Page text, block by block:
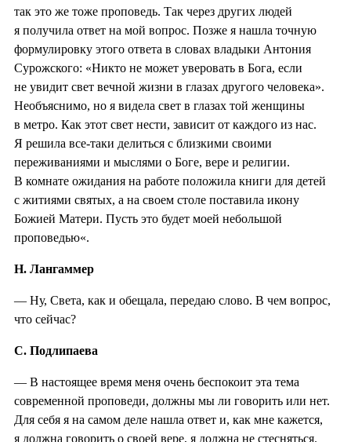
так это же тоже проповедь. Так через других людей
я получила ответ на мой вопрос. Позже я нашла точную
формулировку этого ответа в словах владыки Антония
Сурожского: «Никто не может уверовать в Бога, если
не увидит свет вечной жизни в глазах другого человека».
Необъяснимо, но я видела свет в глазах той женщины
в метро. Как этот свет нести, зависит от каждого из нас.
Я решила все-таки делиться с близкими своими
переживаниями и мыслями о Боге, вере и религии.
В комнате ожидания на работе положила книги для детей
с житиями святых, а на своем столе поставила икону
Божией Матери. Пусть это будет моей небольшой
проповедью«.
Н. Лангаммер
— Ну, Света, как и обещала, передаю слово. В чем вопрос,
что сейчас?
С. Подлипаева
— В настоящее время меня очень беспокоит эта тема
современной проповеди, должны мы ли говорить или нет.
Для себя я на самом деле нашла ответ и, как мне кажется,
я должна говорить о своей вере, я должна не стесняться.